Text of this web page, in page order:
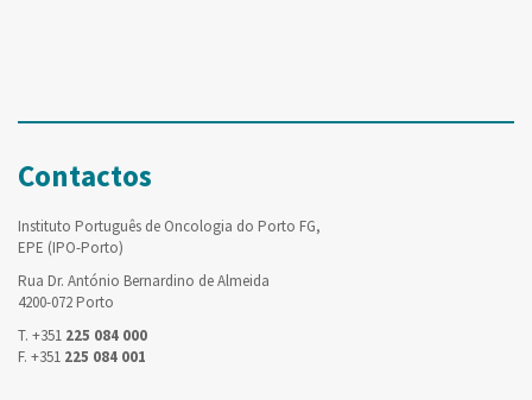
Contactos
Instituto Português de Oncologia do Porto FG,
EPE (IPO-Porto)
Rua Dr. António Bernardino de Almeida
4200-072 Porto
T. +351 225 084 000
F. +351 225 084 001